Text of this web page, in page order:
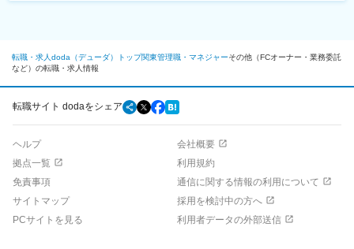
転職・求人doda（デューダ）トップ関東管理職・マネジャーその他（FCオーナー・業務委託
など）の転職・求人情報
転職サイト dodaをシェア
ヘルプ
会社概要
拠点一覧
利用規約
免責事項
通信に関する情報の利用について
サイトマップ
採用を検討中の方へ
PCサイトを見る
利用者データの外部送信